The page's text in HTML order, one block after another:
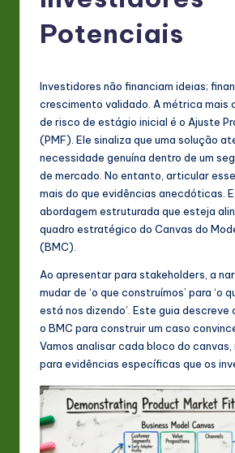
L
in
A
&
Potenciais
Investidores não financiam ideias;
crescimento validado. A métrica mais
de risco de estágio inicial é o Ajuste
(PMF). Ele sinaliza que uma solução
necessidade genuína dentro de um
de mercado. No entanto, articular
mais do que evidências anecdóticas.
abordagem estruturada que esteja
quadro estratégico do Canvas do
(BMC).
Ao apresentar para stakeholders, a
mudar de ‘o que construímos’ para ‘o
está nos dizendo’. Este guia
o BMC para construir um caso
Vamos analisar cada bloco do
para evidências específicas que os